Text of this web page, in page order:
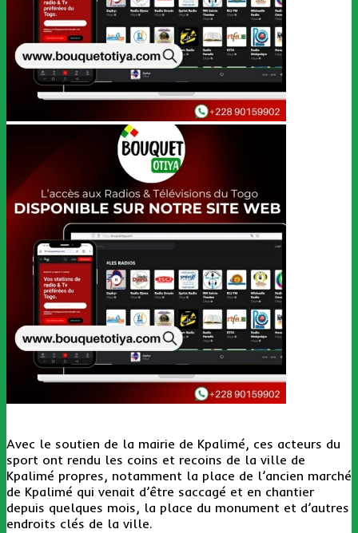
Avec le soutien de la mairie de Kpalimé, ces acteurs du
sport ont rendu les coins et recoins de la ville de
Kpalimé propres, notamment la place de l’ancien marché
de Kpalimé qui venait d’être saccagé et en chantier
depuis quelques mois, la place du monument et d’autres
endroits clés de la ville.